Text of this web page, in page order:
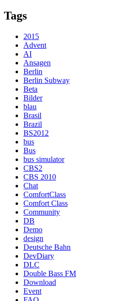
Tags
2015
Advent
AI
Ansagen
Berlin
Berlin Subway
Beta
Bilder
blau
Brasil
Brazil
BS2012
bus
Bus
bus simulator
CBS2
CBS 2010
Chat
ComfortClass
Comfort Class
Community
DB
Demo
design
Deutsche Bahn
DevDiary
DLC
Double Bass FM
Download
Event